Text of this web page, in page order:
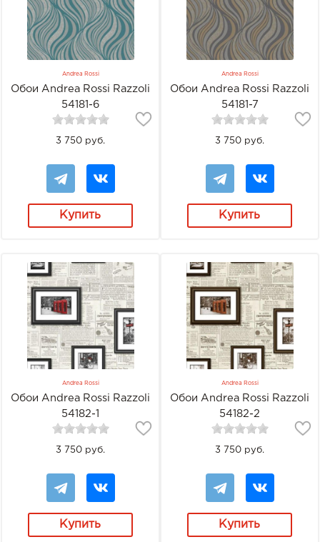
Andrea Rossi
Обои Andrea Rossi Razzoli
54181-6
3 750 руб.
Купить
Andrea Rossi
Обои Andrea Rossi Razzoli
54181-7
3 750 руб.
Купить
Andrea Rossi
Обои Andrea Rossi Razzoli
54182-1
3 750 руб.
Купить
Andrea Rossi
Обои Andrea Rossi Razzoli
54182-2
3 750 руб.
Купить